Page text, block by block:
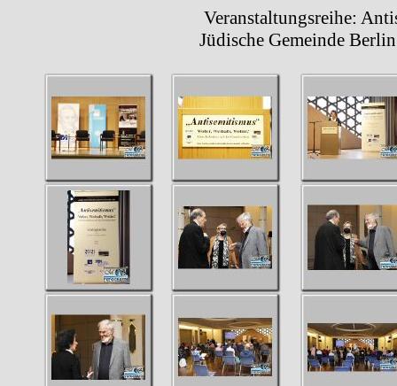
Veranstaltungsreihe:
Jüdische Gemeinde Berlin